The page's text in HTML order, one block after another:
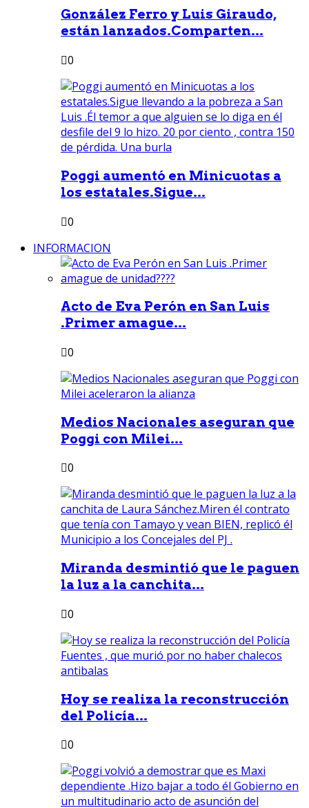
González Ferro y Luis Giraudo,
están lanzados.Comparten...
0
Poggi aumentó en Minicuotas a
los estatales.Sigue...
0
INFORMACION
Acto de Eva Perón en San Luis
.Primer amague...
0
Medios Nacionales aseguran que
Poggi con Milei...
0
Miranda desmintió que le paguen
la luz a la canchita...
0
Hoy se realiza la reconstrucción
del Policía...
0